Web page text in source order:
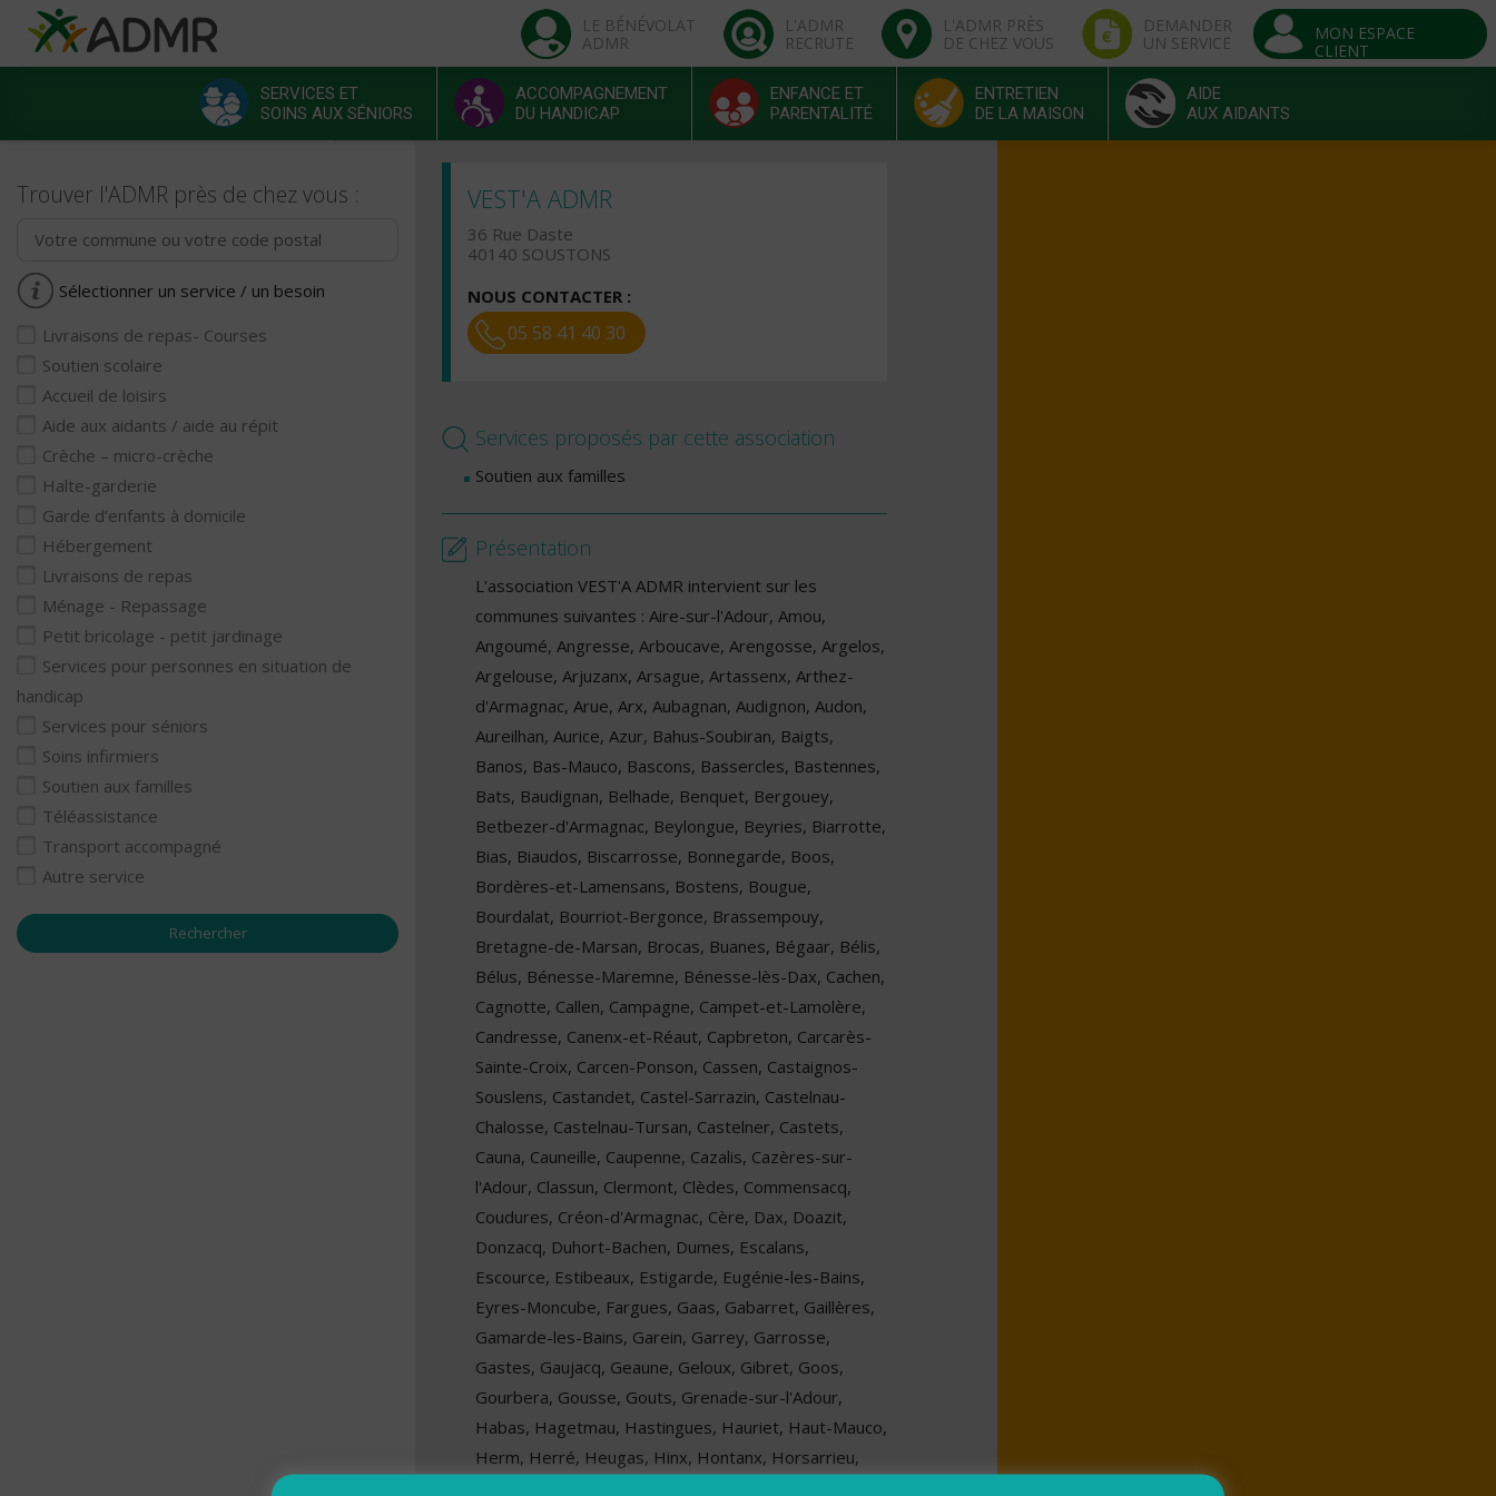
Aller au contenu principal
LE BÉNÉVOLAT
ADMR
L'ADMR
RECRUTE
L'ADMR PRÈS
DE CHEZ VOUS
DEMANDER
UN SERVICE
MON ESPACE
CLIENT
SERVICES ET
SOINS AUX SÉNIORS
ACCOMPAGNEMENT
DU HANDICAP
ENFANCE ET
PARENTALITÉ
ENTRETIEN
DE LA MAISON
AIDE
AUX AIDANTS
Trouver l'ADMR près de chez vous :
Sélectionner un service / un besoin
Livraisons de repas- Courses
Soutien scolaire
Accueil de loisirs
Aide aux aidants / aide au répit
Crèche – micro-crèche
Halte-garderie
Garde d’enfants à domicile
Hébergement
Livraisons de repas
Ménage - Repassage
Petit bricolage - petit jardinage
Services pour personnes en situation de
handicap
Services pour séniors
Soins infirmiers
Soutien aux familles
Téléassistance
Transport accompagné
Autre service
VEST'A ADMR
36 Rue Daste
40140 SOUSTONS
NOUS CONTACTER :
05 58 41 40 30
Services proposés par cette association
Soutien aux familles
Présentation
L'association VEST'A ADMR intervient sur les
communes suivantes : Aire-sur-l'Adour, Amou,
Angoumé, Angresse, Arboucave, Arengosse, Argelos,
Argelouse, Arjuzanx, Arsague, Artassenx, Arthez-
d'Armagnac, Arue, Arx, Aubagnan, Audignon, Audon,
Aureilhan, Aurice, Azur, Bahus-Soubiran, Baigts,
Banos, Bas-Mauco, Bascons, Bassercles, Bastennes,
Bats, Baudignan, Belhade, Benquet, Bergouey,
Betbezer-d'Armagnac, Beylongue, Beyries, Biarrotte,
Bias, Biaudos, Biscarrosse, Bonnegarde, Boos,
Bordères-et-Lamensans, Bostens, Bougue,
Bourdalat, Bourriot-Bergonce, Brassempouy,
Bretagne-de-Marsan, Brocas, Buanes, Bégaar, Bélis,
Bélus, Bénesse-Maremne, Bénesse-lès-Dax, Cachen,
Cagnotte, Callen, Campagne, Campet-et-Lamolère,
Candresse, Canenx-et-Réaut, Capbreton, Carcarès-
Sainte-Croix, Carcen-Ponson, Cassen, Castaignos-
Souslens, Castandet, Castel-Sarrazin, Castelnau-
Chalosse, Castelnau-Tursan, Castelner, Castets,
Cauna, Cauneille, Caupenne, Cazalis, Cazères-sur-
l'Adour, Classun, Clermont, Clèdes, Commensacq,
Coudures, Créon-d'Armagnac, Cère, Dax, Doazit,
Donzacq, Duhort-Bachen, Dumes, Escalans,
Escource, Estibeaux, Estigarde, Eugénie-les-Bains,
Eyres-Moncube, Fargues, Gaas, Gabarret, Gaillères,
Gamarde-les-Bains, Garein, Garrey, Garrosse,
Gastes, Gaujacq, Geaune, Geloux, Gibret, Goos,
Gourbera, Gousse, Gouts, Grenade-sur-l'Adour,
Habas, Hagetmau, Hastingues, Hauriet, Haut-Mauco,
Herm, Herré, Heugas, Hinx, Hontanx, Horsarrieu,
Panneau de gestion des cookies